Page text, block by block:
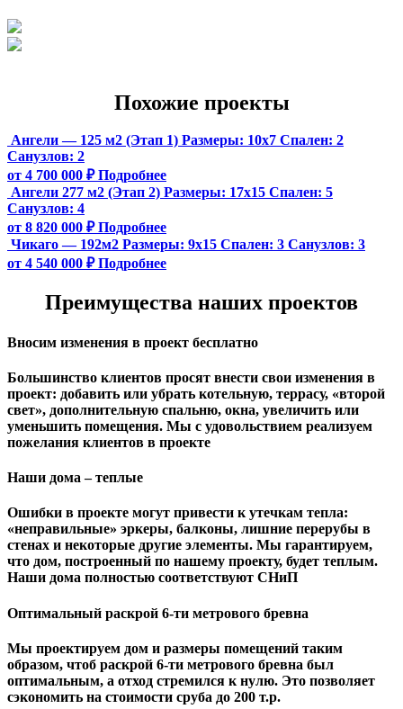
Похожие проекты
Ангели — 125 м2 (Этап 1) Размеры: 10х7 Спален: 2
Санузлов: 2
от 4 700 000 ₽ Подробнее
Ангели 277 м2 (Этап 2) Размеры: 17х15 Спален: 5
Санузлов: 4
от 8 820 000 ₽ Подробнее
Чикаго — 192м2 Размеры: 9х15 Спален: 3 Санузлов: 3
от 4 540 000 ₽ Подробнее
Преимущества наших проектов
Вносим изменения в проект бесплатно
Большинство клиентов просят внести свои изменения в
проект: добавить или убрать котельную, террасу, «второй
свет», дополнительную спальню, окна, увеличить или
уменьшить помещения. Мы с удовольствием реализуем
пожелания клиентов в проекте
Наши дома – теплые
Ошибки в проекте могут привести к утечкам тепла:
«неправильные» эркеры, балконы, лишние перерубы в
стенах и некоторые другие элементы. Мы гарантируем,
чтo дом, построенный по нашему проекту, будет теплым.
Наши дома полностью соответствуют СНиП
Оптимальный раскрой 6-ти метрового бревна
Мы проектируем дом и размеры помещений таким
образом, чтоб раскрой 6-ти метрового бревна был
оптимальным, а отход стремился к нулю. Это позволяет
сэкономить на стоимости сруба до 200 т.р.